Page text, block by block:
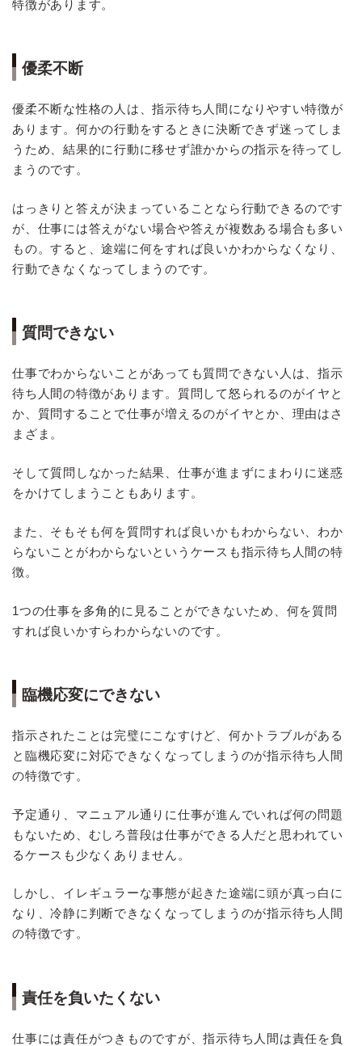
特徴があります。
優柔不断
優柔不断な性格の人は、指示待ち人間になりやすい特徴が
あります。何かの行動をするときに決断できず迷ってしま
うため、結果的に行動に移せず誰かからの指示を待ってし
まうのです。
はっきりと答えが決まっていることなら行動できるのです
が、仕事には答えがない場合や答えが複数ある場合も多い
もの。すると、途端に何をすれば良いかわからなくなり、
行動できなくなってしまうのです。
質問できない
仕事でわからないことがあっても質問できない人は、指示
待ち人間の特徴があります。質問して怒られるのがイヤと
か、質問することで仕事が増えるのがイヤとか、理由はさ
まざま。
そして質問しなかった結果、仕事が進まずにまわりに迷惑
をかけてしまうこともあります。
また、そもそも何を質問すれば良いかもわからない、わか
らないことがわからないというケースも指示待ち人間の特
徴。
1つの仕事を多角的に見ることができないため、何を質問
すれば良いかすらわからないのです。
臨機応変にできない
指示されたことは完璧にこなすけど、何かトラブルがある
と臨機応変に対応できなくなってしまうのが指示待ち人間
の特徴です。
予定通り、マニュアル通りに仕事が進んでいれば何の問題
もないため、むしろ普段は仕事ができる人だと思われてい
るケースも少なくありません。
しかし、イレギュラーな事態が起きた途端に頭が真っ白に
なり、冷静に判断できなくなってしまうのが指示待ち人間
の特徴です。
責任を負いたくない
仕事には責任がつきものですが、指示待ち人間は責任を負